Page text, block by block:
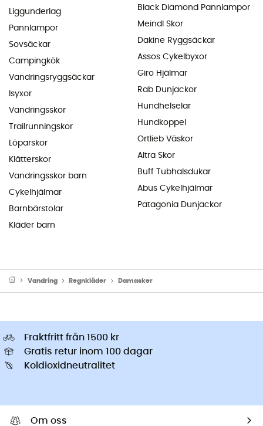
Liggunderlag
Pannlampor
Sovsäckar
Campingkök
Vandringsryggsäckar
Isyxor
Vandringsskor
Trailrunningskor
Löparskor
Klätterskor
Vandringsskor barn
Cykelhjälmar
Barnbärstolar
Kläder barn
Black Diamond Pannlampor
Meindl Skor
Dakine Ryggsäckar
Assos Cykelbyxor
Giro Hjälmar
Rab Dunjackor
Hundhelselar
Hundkoppel
Ortlieb Väskor
Altra Skor
Buff Tubhalsdukar
Abus Cykelhjälmar
Patagonia Dunjackor
Vandring Regnkläder Damasker
Fraktfritt från 1500 kr
Gratis retur inom 100 dagar
Koldioxidneutralitet
Om oss